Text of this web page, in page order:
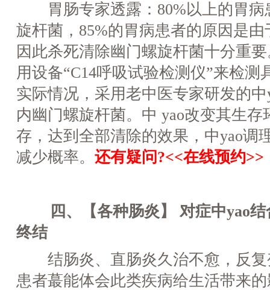
胃肠专家透露：80%以上的胃病
旋杆菌，85%的胃病患者的原因是
因此杀死清除幽门螺旋杆菌十分重
用设备“C14呼吸试验检测仪”来检测
实际情况，采用老中医专家研发的
内幽门螺旋杆菌。中 yao改变其生
存，达到全部清除的效果，中yao调
减少概率。 还有疑问?<<在线预约>>
四、【各种肠炎】 对症中yao结
终结
结肠炎、直肠炎久治不愈，反复
患者蕞能体会此类疾病给生活带来